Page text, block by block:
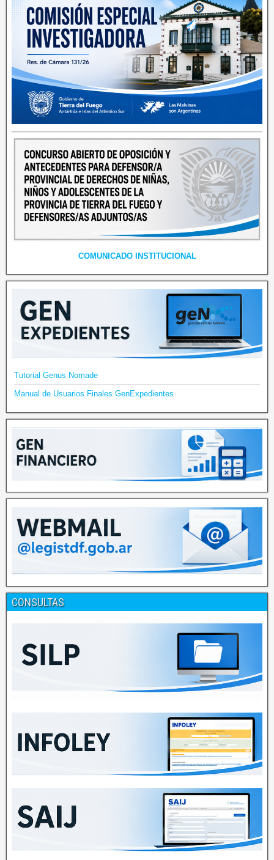
COMUNICADO INSTITUCIONAL
Tutorial Genus Nomade
Manual de Usuarios Finales GenExpedientes
CONSULTAS